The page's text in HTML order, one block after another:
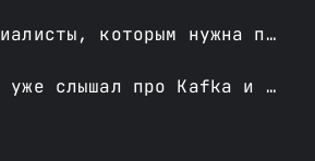
1С-специалисты, которым нужна потоковая аналитика поверх событий из 1С
Те, кто уже слышал про Kafka и хочет понять, применимо ли это к 1С-ландшафту